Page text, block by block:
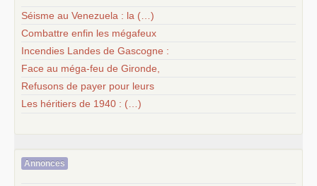
Séisme au Venezuela : la (…)
Combattre enfin les mégafeux
Incendies Landes de Gascogne :
Face au méga-feu de Gironde,
Refusons de payer pour leurs
Les héritiers de 1940 : (…)
Annonces